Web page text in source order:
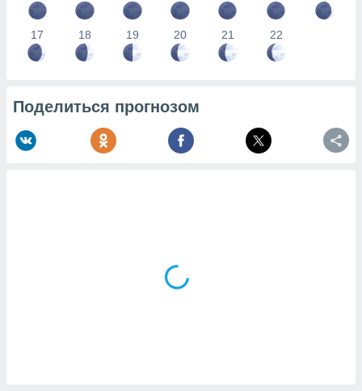
17 18 19 20 21 22
Поделиться прогнозом